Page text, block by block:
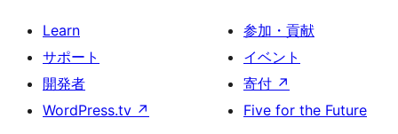
Learn
サポート
開発者
WordPress.tv ↗
参加・貢献
イベント
寄付 ↗
Five for the Future